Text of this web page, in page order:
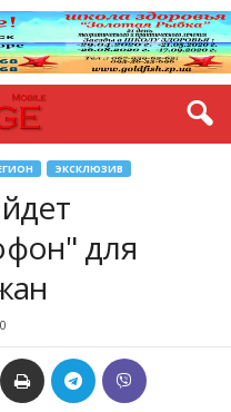
ЭКСКЛЮЗИВ
для
0